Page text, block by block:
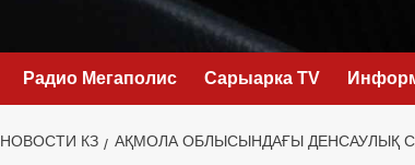
Радио Мегаполис Сарыарка TV
НОВОСТИ КЗ АҚМОЛА ОБЛЫСЫНДАҒЫ ДЕНСАУЛЫҚ